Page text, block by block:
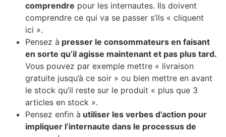
comprendre pour les internautes. Ils doivent
comprendre ce qui va se passer s’ils « cliquent
ici ».
Pensez à presser le consommateurs en faisant
en sorte qu’il agisse maintenant et pas plus tard.
Vous pouvez par exemple mettre « livraison
gratuite jusqu’à ce soir » ou bien mettre en avant
le stock qu’il reste sur le produit « plus que 3
articles en stock ».
Pensez enfin à utiliser les verbes d’action pour
impliquer l’internaute dans le processus de